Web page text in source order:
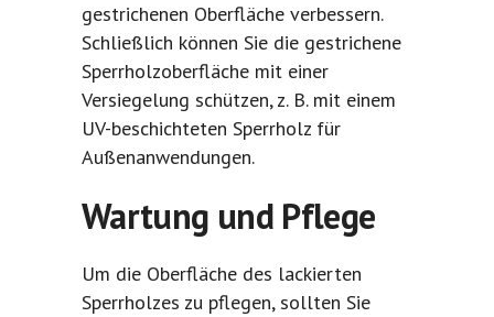
gestrichenen Oberfläche verbessern.
Schließlich können Sie die gestrichene
Sperrholzoberfläche mit einer
Versiegelung schützen, z. B. mit einem
UV-beschichteten Sperrholz für
Außenanwendungen.
Wartung und Pflege
Um die Oberfläche des lackierten
Sperrholzes zu pflegen, sollten Sie